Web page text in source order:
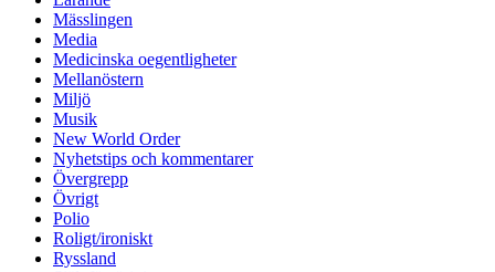
Mässlingen
Media
Medicinska oegentligheter
Mellanöstern
Miljö
Musik
New World Order
Nyhetstips och kommentarer
Övergrepp
Övrigt
Polio
Roligt/ironiskt
Ryssland